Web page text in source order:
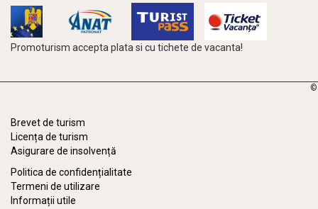
Promoturism accepta plata si cu tichete de vacanta!
©
Brevet de turism
Licența de turism
Asigurare de insolvență
Politica de confidențialitate
Termeni de utilizare
Informații utile